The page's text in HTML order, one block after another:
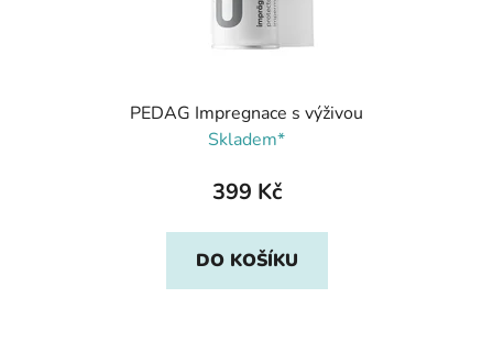
PEDAG Impregnace s výživou
Skladem*
399 Kč
DO KOŠÍKU